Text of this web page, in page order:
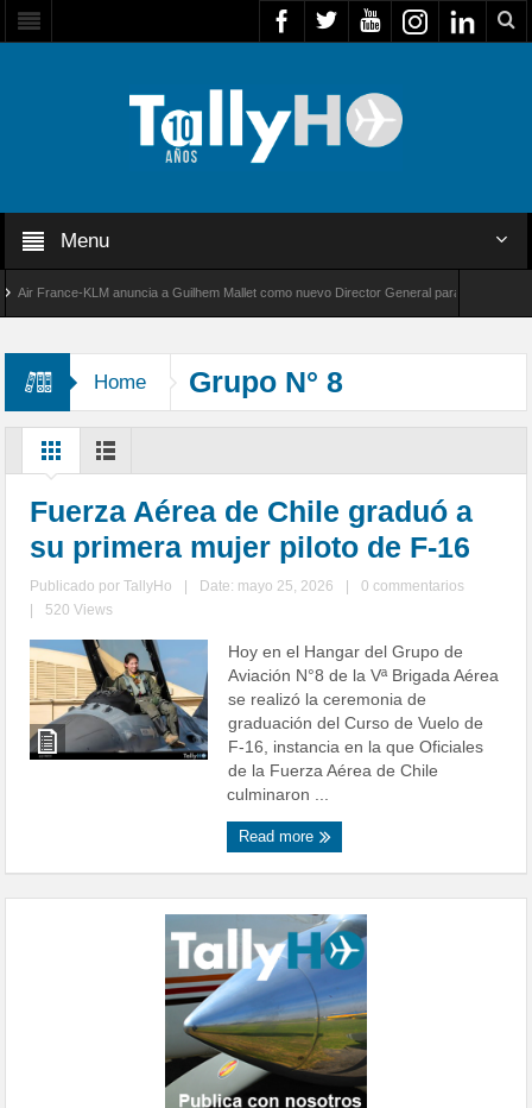
Menu
France-KLM anuncia a Guilhem Mallet como nuevo Director General para América Latina
Home Grupo N° 8
Fuerza Aérea de Chile graduó a
su primera mujer piloto de F-16
Publicado porTallyHo Date: mayo 25, 2026
0 commentarios
520 Views
Hoy en el Hangar del Grupo de
Aviación N°8 de la Vª Brigada Aérea
se realizó la ceremonia de
graduación del Curso de Vuelo de
F-16, instancia en la que Oficiales
de la Fuerza Aérea de Chile
culminaron ...
Read more